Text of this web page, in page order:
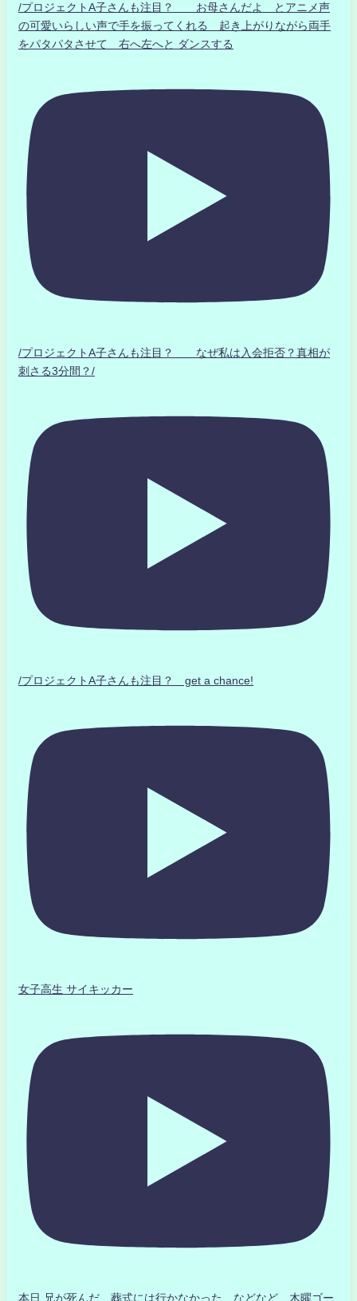
/プロジェクトA子さんも注目？ お母さんだよ とアニメ声
の可愛いらしい声で手を振ってくれる 起き上がりながら両手
をパタパタさせて 右へ左へと ダンスする
/プロジェクトA子さんも注目？ なぜ私は入会拒否？真相が
刺さる3分間？/
/プロジェクトA子さんも注目？ get a chance!
女子高生 サイキッカー
本日 兄が死んだ 葬式には行かなかった などなど 木曜ゴー